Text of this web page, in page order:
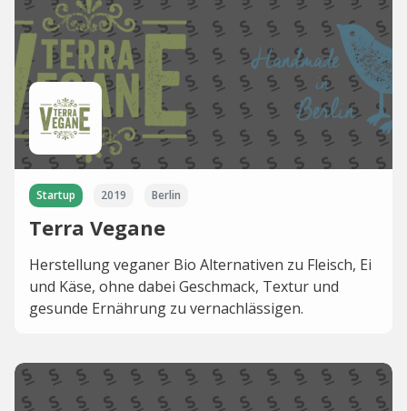
Startup 2019 Berlin
Terra Vegane
Herstellung veganer Bio Alternativen zu Fleisch, Ei
und Käse, ohne dabei Geschmack, Textur und
gesunde Ernährung zu vernachlässigen.